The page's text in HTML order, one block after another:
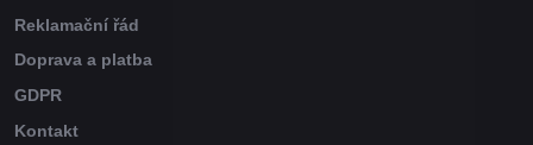
Reklamační řád
Doprava a platba
GDPR
Kontakt